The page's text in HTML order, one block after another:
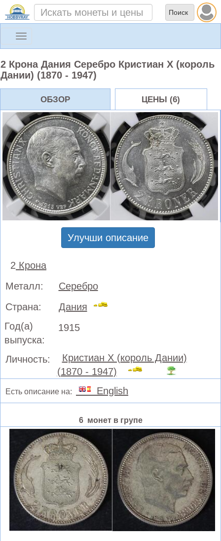
Toggle
2 Крона Дания Серебро Кристиан X (король
Дании) (1870 - 1947)
ОБЗОР ЦЕНЫ (6)
Улучши описание
2 Крона
Металл:
Серебро
Страна:
Дания
Год(а)
выпуска:
1915
Личность:
Кристиан X (король Дании)
(1870 - 1947)
Есть описание на: English
6 монет в групе